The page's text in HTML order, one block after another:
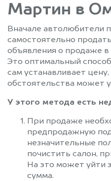
Мартин в
Вначале автолюбители
самостоятельно
объявления о продаже в
Это оптимальный
сам устанавливает
обстоятельства может
У этого метода есть
При продаже
предпродажную
незначительные
почистить салон,
На это может уйти
сумма.